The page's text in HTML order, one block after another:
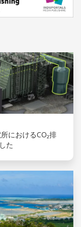
におけるCO₂排
た